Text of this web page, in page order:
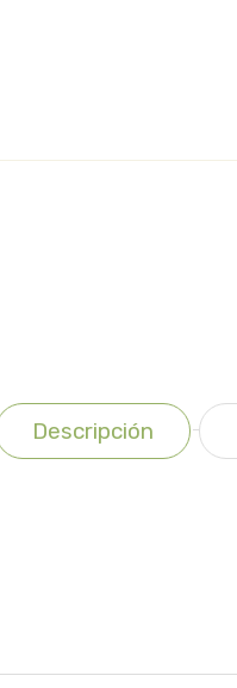
Descripción